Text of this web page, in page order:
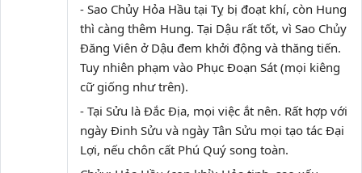
- Sao Chủy Hỏa Hầu tại Tỵ bị đoạt khí, còn Hung
thì càng thêm Hung. Tại Dậu rất tốt, vì Sao Chủy
Đăng Viên ở Dậu đem khởi động và thăng tiến.
Tuy nhiên phạm vào Phục Đoạn Sát (mọi kiêng
cữ giống như trên).
- Tại Sửu là Đắc Địa, mọi việc ắt nên. Rất hợp với
ngày Đinh Sửu và ngày Tân Sửu mọi tạo tác Đại
Lợi, nếu chôn cất Phú Quý song toàn.